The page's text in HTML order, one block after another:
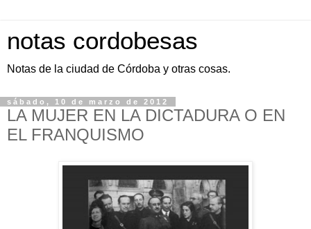
notas cordobesas
Notas de la ciudad de Córdoba y otras cosas.
sábado, 10 de marzo de 2012
LA MUJER EN LA DICTADURA O EN
EL FRANQUISMO